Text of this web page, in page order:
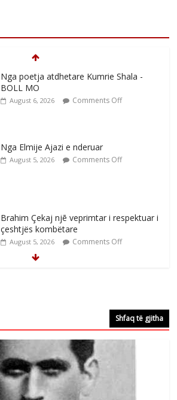
Nga poetja atdhetare Kumrie Shala -
BOLL MO
August 6, 2026 Comments Off
Nga Elmije Ajazi e nderuar
August 5, 2026 Comments Off
Brahim Çekaj njē veprimtar i respektuar i
çeshtjës kombëtare
August 5, 2026 Comments Off
e invalidëve në Fushë Kosovë
Comments Off
Çlirimtari Agron Gërvalla me takime pune
në atdhe të shoqerisë Levizja
August 3, 2026 Comments Off
Shfaq të gjitha